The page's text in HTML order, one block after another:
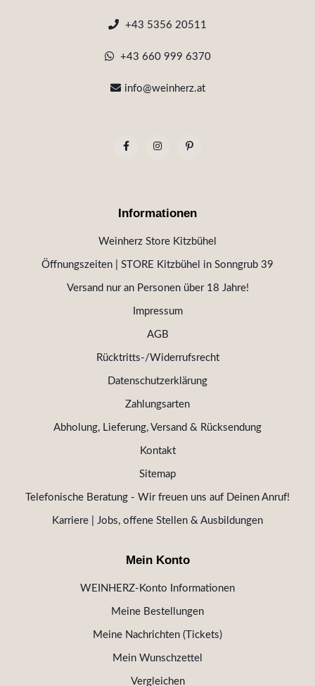
+43 5356 20511
+43 660 999 6370
info@weinherz.at
Informationen
Weinherz Store Kitzbühel
Öffnungszeiten | STORE Kitzbühel in Sonngrub 39
Versand nur an Personen über 18 Jahre!
Impressum
AGB
Rücktritts-/Widerrufsrecht
Datenschutzerklärung
Zahlungsarten
Abholung, Lieferung, Versand & Rücksendung
Kontakt
Sitemap
Telefonische Beratung - Wir freuen uns auf Deinen Anruf!
Karriere | Jobs, offene Stellen & Ausbildungen
Mein Konto
WEINHERZ-Konto Informationen
Meine Bestellungen
Meine Nachrichten (Tickets)
Mein Wunschzettel
Vergleichen